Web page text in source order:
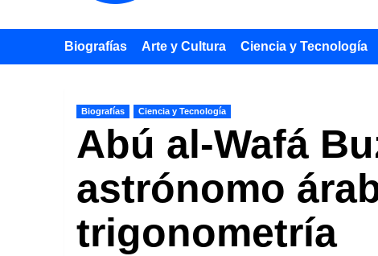
Biografías Arte y Cultura Ciencia y Tecnología
Biografías Ciencia y Tecnología
Abú al-Wafá
astrónomo
trigonometría